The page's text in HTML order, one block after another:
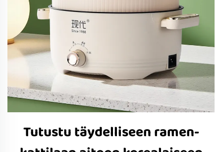
Tutustu täydelliseen ramen-